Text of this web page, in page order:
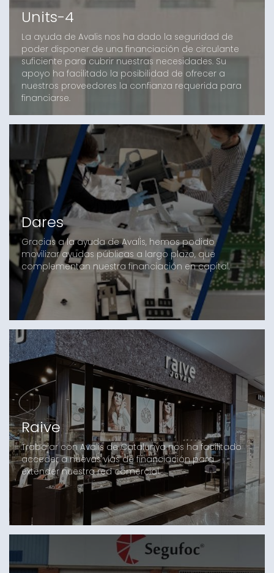
Units-4
La ayuda de Avalis nos ha dado la seguridad de
poder disponer de una financiación de circulante
suficiente para cubrir nuestras necesidades. Su
apoyo ha facilitado la posibilidad de ofrecer a
nuestros proveedores la confianza requerida para
financiarse.
Dares
Gracias a la ayuda de Avalis, hemos podido
movilizar ayudas públicas a largo plazo, que
complementan nuestra financiación en capital.
Raive
Trabajar con Avalis de Catalunya nos ha facilitado
acceder a nuevas vías de financiación para
extender nuestra red comercial.